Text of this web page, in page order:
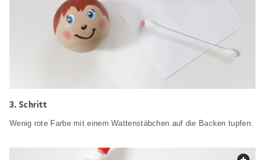
Schritt
Wenig rote Farbe mit einem Wattenstäbchen auf die Backen tupfen.